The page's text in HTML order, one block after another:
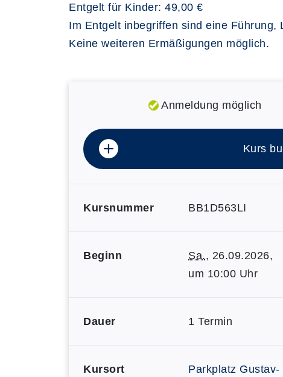
Entgelt für Kinder: 49,00 €
Im Entgelt inbegriffen sind eine Führung,
Keine weiteren Ermäßigungen möglich.
Anmeldung möglich
Kurs
Kursnummer BB1D563LI
Beginn Sa., 26.09.2026,
um 10:00 Uhr
Dauer 1 Termin
Kursort
Parkplatz Gustav-